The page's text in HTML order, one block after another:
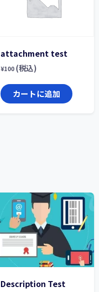
attachment test
¥100 (税込)
カートに追加
Description Test